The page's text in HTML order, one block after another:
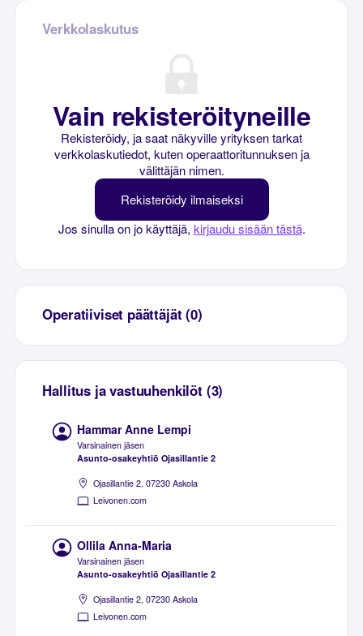
Verkkolaskutus
Vain rekisteröityneille
Rekisteröidy, ja saat näkyville yrityksen tarkat
verkkolaskutiedot, kuten operaattoritunnuksen ja
välittäjän nimen.
Rekisteröidy ilmaiseksi
Jos sinulla on jo käyttäjä, kirjaudu sisään tästä.
Operatiiviset päättäjät (0)
Hallitus ja vastuuhenkilöt (3)
Hammar Anne Lempi
Varsinainen jäsen
Asunto-osakeyhtiö Ojasillantie 2
Ojasillantie 2, 07230 Askola
Leivonen.com
Ollila Anna-Maria
Varsinainen jäsen
Asunto-osakeyhtiö Ojasillantie 2
Ojasillantie 2, 07230 Askola
Leivonen.com